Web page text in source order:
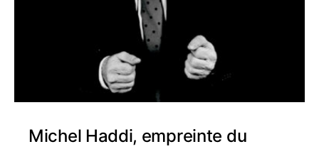
Michel Haddi, empreinte du